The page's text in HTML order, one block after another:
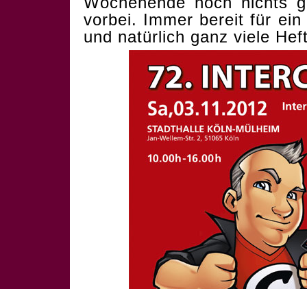
vorbei. Immer bereit für
und natürlich ganz viele